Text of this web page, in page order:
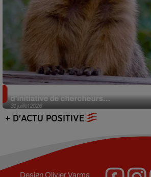
31 juillet 2026
d’initiative de chercheurs...
+ D'ACTU POSITIVE
DesignOlivier Varma